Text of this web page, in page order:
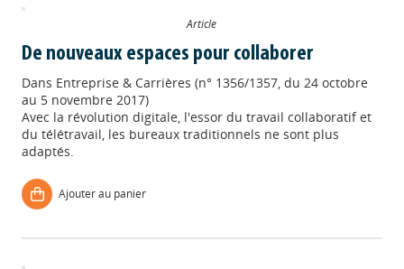
Article
De nouveaux espaces pour collaborer
Dans Entreprise & Carrières (n° 1356/1357, du 24 octobre
au 5 novembre 2017)
Avec la révolution digitale, l'essor du travail collaboratif et
du télétravail, les bureaux traditionnels ne sont plus
adaptés.
Ajouter au panier